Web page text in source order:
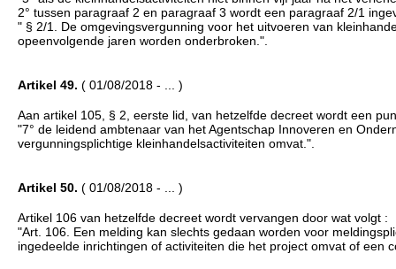
2° tussen paragraaf 2 en paragraaf 3 wordt een paragraaf 2/1
" § 2/1. De omgevingsvergunning voor het uitvoeren van
opeenvolgende jaren worden onderbroken.".
Artikel 49. ( 01/08/2018 - ... )
Aan artikel 105, § 2, eerste lid, van hetzelfde decreet wordt een
"7° de leidend ambtenaar van het Agentschap Innoveren en
vergunningsplichtige kleinhandelsactiviteiten omvat.".
Artikel 50. ( 01/08/2018 - ... )
Artikel 106 van hetzelfde decreet wordt vervangen door wat volgt :
"Art. 106. Een melding kan slechts gedaan worden voor
ingedeelde inrichtingen of activiteiten die het project omvat of een